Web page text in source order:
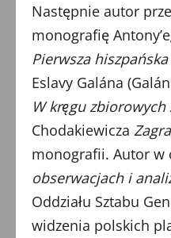
Następnie autor
monografię
Pierwsza
Eslavy Galána
W kręgu
Chodakiewicza
monografii. Autor w
obserwacjach i
Oddziału Sztabu
widzenia polskich